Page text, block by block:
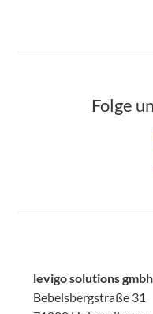
Folge
levigo solutions gmbh
Bebelsbergstraße 31